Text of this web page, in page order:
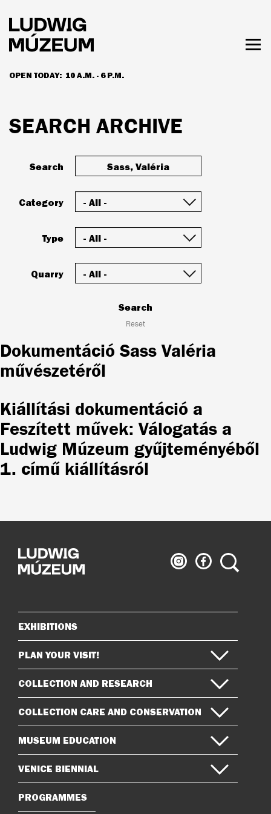
main
content
OPEN TODAY: 10 A.M. - 6 P.M.
HOURS & ADMISSION
SEARCH ARCHIVE
Search
Category
Type
Quarry
Search
Reset
Dokumentáció Sass Valéria
művészetéről
Kiállítási dokumentáció a
Feszített művek: Válogatás a
Ludwig Múzeum gyűjteményéből
1. című kiállításról
Ludwig
Museum
Ludwig
Museum
Search
Sitemap
EXHIBITIONS
PLAN YOUR VISIT!
COLLECTION AND RESEARCH
COLLECTION CARE AND CONSERVATION
MUSEUM EDUCATION
VENICE BIENNIAL
PROGRAMMES